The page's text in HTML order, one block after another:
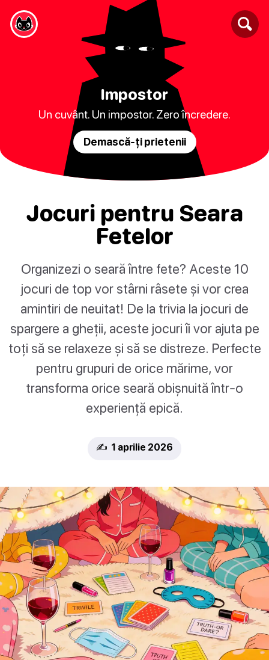
Impostor
Un cuvânt. Un impostor. Zero încredere.
Demască-ți prietenii
Jocuri pentru Seara
Fetelor
Organizezi o seară între fete? Aceste 10
jocuri de top vor stârni râsete și vor crea
amintiri de neuitat! De la trivia la jocuri de
spargere a gheții, aceste jocuri îi vor ajuta pe
toți să se relaxeze și să se distreze. Perfecte
pentru grupuri de orice mărime, vor
transforma orice seară obișnuită într-o
experiență epică.
✍️ 1 aprilie 2026